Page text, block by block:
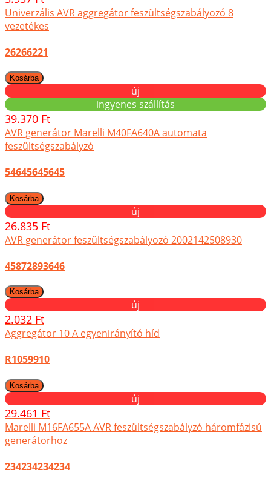
Univerzális AVR aggregátor feszültségszabályozó 8
vezetékes
26266221
új
ingyenes szállítás
39.370 Ft
AVR generátor Marelli M40FA640A automata
feszültségszabályzó
54645645645
új
26.835 Ft
AVR generátor feszültségszabályozó 2002142508930
45872893646
új
2.032 Ft
Aggregátor 10 A egyenirányító híd
R1059910
új
29.461 Ft
Marelli M16FA655A AVR feszültségszabályzó háromfázisú
generátorhoz
234234234234